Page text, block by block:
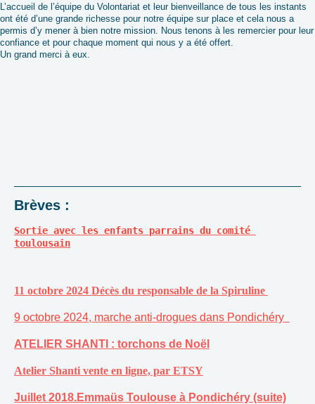
L’accueil de l’équipe du Volontariat et leur bienveillance de tous les instants
ont été d’une grande richesse pour notre équipe sur place et cela nous a
permis d’y mener à bien notre mission. Nous tenons à les remercier pour leur
confiance et pour chaque moment qui nous y a été offert.
Un grand merci à eux.
Brèves :
Sortie avec les enfants parrains du comité
toulousain
11 octobre 2024 Décès du responsable de la Spiruline
9 octobre 2024, marche anti-drogues dans Pondichéry
ATELIER SHANTI : torchons de Noël
Atelier Shanti vente en ligne, par ETSY
Juillet 2018.Emmaüs Toulouse à Pondichéry (suite)